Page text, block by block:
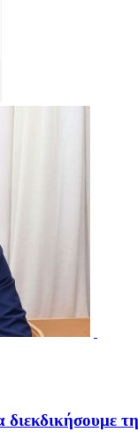
διεκδικήσουμε